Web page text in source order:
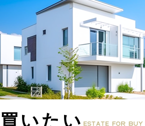
買いたい